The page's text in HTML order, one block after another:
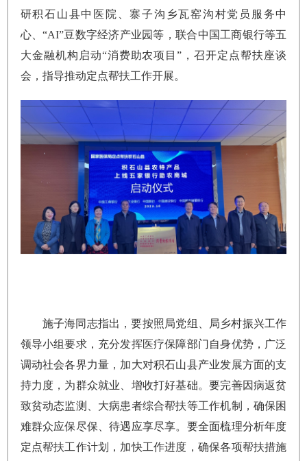
研积石山县中医院、寨子沟乡瓦窑沟村党员服务中
心、“AI”豆数字经济产业园等，联合中国工商银行等五
大金融机构启动“消费助农项目”，召开定点帮扶座谈
会，指导推动定点帮扶工作开展。
施子海同志指出，要按照局党组、局乡村振兴工作
领导小组要求，充分发挥医疗保障部门自身优势，广泛
调动社会各界力量，加大对积石山县产业发展方面的支
持力度，为群众就业、增收打好基础。要完善因病返贫
致贫动态监测、大病患者综合帮扶等工作机制，确保困
难群众应保尽保、待遇应享尽享。要全面梳理分析年度
定点帮扶工作计划，加快工作进度，确保各项帮扶措施